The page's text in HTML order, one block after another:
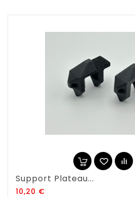
Support Plateau...
10,20 €